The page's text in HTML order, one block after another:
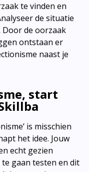
te vinden en
de situatie
Door de oorzaak
ontstaan er
naast je
start
is misschien
het idee. Jouw
echt gezien
gaan testen en dit